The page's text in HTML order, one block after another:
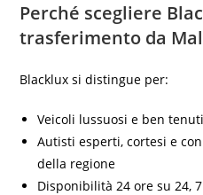
Perché scegliere
trasferimento da
Blacklux si distingue per:
Veicoli lussuosi e ben
Autisti esperti, cortesi e
della regione
Disponibilità 24 ore su 24,